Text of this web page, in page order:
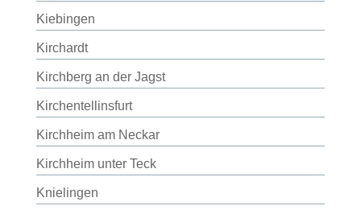
Kiebingen
Kirchardt
Kirchberg an der Jagst
Kirchentellinsfurt
Kirchheim am Neckar
Kirchheim unter Teck
Knielingen